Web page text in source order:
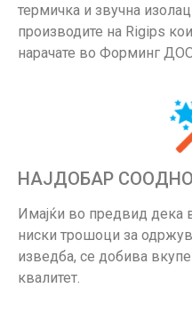
термичка и звучна
производите на Rigips
нарачате во Форминг
НАЈДОБАР
Имајќи во предвид дека
ниски трошоци за
изведба, се добива
квалитет.